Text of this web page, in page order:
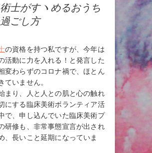
士がすヽめるおうち
ごし方
の資格を持つ私ですが、今年は
活動に力を入れる！と発言した
変わらずのコロナ禍で、ほとん
ていません。
まり、人と人との肌と心の触れ
にする臨床美術ボランティア活
で、申し込んでいた臨床美術プ
研修も、非常事態宣言が出され
、長いこと延期になっていま